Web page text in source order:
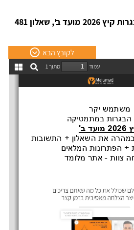
פתרון מלא שאלה 4 - בגרות קיץ 2026 מועד ב', שאלון 481
לקובץ הבא